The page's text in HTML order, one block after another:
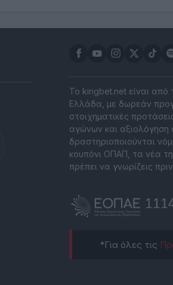
Το kingbet.net είναι από
Ελλάδα, με δωρεάν
στοιχηματικές
αγώνων και αξιολόγηση
δραστηριοποιούνται
κουπόνι ΟΠΑΠ, τα νέα
πρέπει να γνωρίζεις
*Για όλες τις